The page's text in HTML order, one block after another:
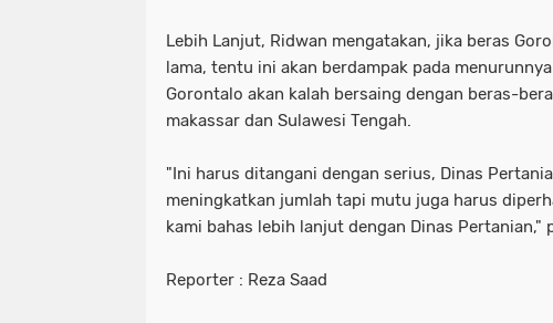
Lebih Lanjut, Ridwan mengatakan, jika beras
lama, tentu ini akan berdampak pada
Gorontalo akan kalah bersaing dengan beras-
makassar dan Sulawesi Tengah.
"Ini harus ditangani dengan serius, Dinas
meningkatkan jumlah tapi mutu juga harus
kami bahas lebih lanjut dengan Dinas Pertanian,"
Reporter : Reza Saad